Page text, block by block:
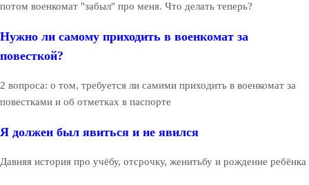
потом военкомат "забыл" про меня. Что делать теперь?
Нужно ли самому приходить в военкомат за
повесткой?
2 вопроса: о том, требуется ли самими приходить в военкомат за
повестками и об отметках в паспорте
Я должен был явиться и не явился
Давняя история про учёбу, отсрочку, женитьбу и рождение ребёнка